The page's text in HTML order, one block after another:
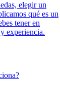
elegir un
qué es un
tener en
experiencia.